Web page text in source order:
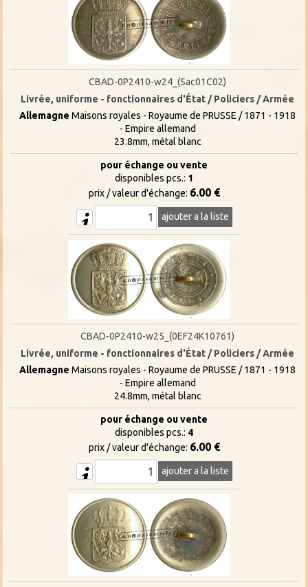
CBAD-0P2410-w24_(Sac01C02)
Livrée, uniforme - fonctionnaires d'État / Policiers / Armée
Allemagne Maisons royales - Royaume de PRUSSE / 1871 - 1918
- Empire allemand
23.8mm, métal blanc
pour échange ou vente
disponibles pcs.: 1
prix / valeur d'échange: 6.00 €
ajouter a la liste
CBAD-0P2410-w25_(0EF24K10761)
Livrée, uniforme - fonctionnaires d'État / Policiers / Armée
Allemagne Maisons royales - Royaume de PRUSSE / 1871 - 1918
- Empire allemand
24.8mm, métal blanc
pour échange ou vente
disponibles pcs.: 4
prix / valeur d'échange: 6.00 €
ajouter a la liste